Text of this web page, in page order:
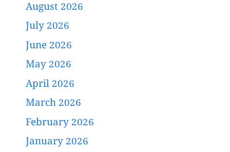
August 2026
July 2026
June 2026
May 2026
April 2026
March 2026
February 2026
January 2026